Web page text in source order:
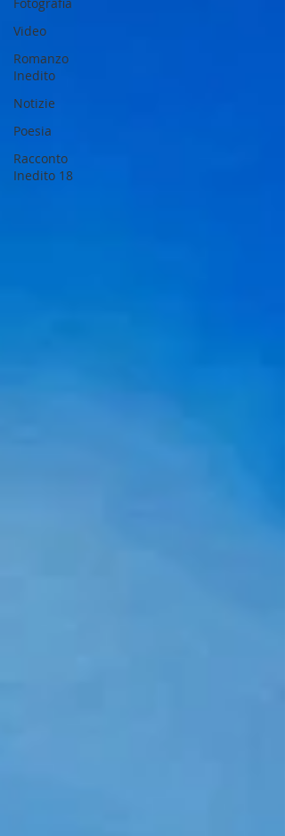
Video
Romanzo
Inedito
Notizie
Poesia
Racconto
Inedito 18